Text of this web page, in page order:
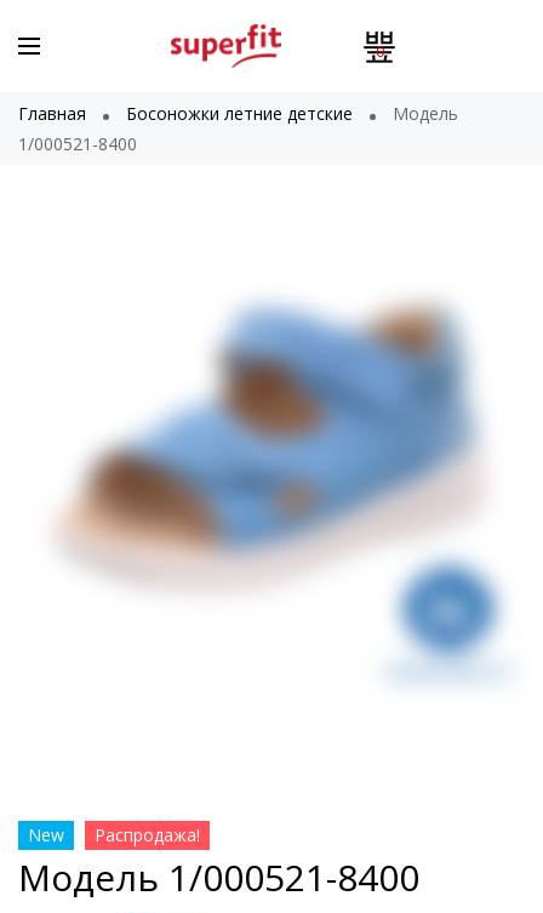
0
Главная Босоножки летние детские
Модель
1/000521-8400
New Распродажа!
Модель 1/000521-8400